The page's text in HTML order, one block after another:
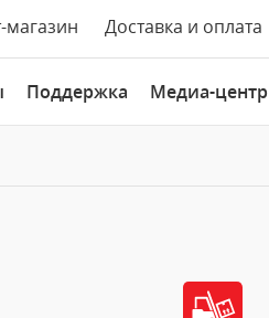
магазин Доставка и оплата
Поддержка Медиа-центр